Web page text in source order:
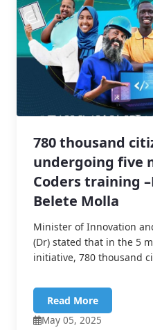
780 thousand
undergoing five
Coders training
Belete Molla
Minister of Innovation
(Dr) stated that in the 5
initiative, 780 thousand
Read More
May 05, 2025